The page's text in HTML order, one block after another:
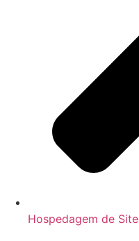
Hospedagem de Site